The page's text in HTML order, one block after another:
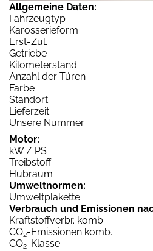
Allgemeine Daten:
Fahrzeugtyp
Karosserieform
Erst-Zul.
Getriebe
Kilometerstand
Anzahl der Türen
Farbe
Standort
Lieferzeit
Unsere Nummer
Motor:
kW / PS
Treibstoff
Hubraum
Umweltnormen:
Umweltplakette
Verbrauch und Emissionen
Kraftstoffverbr. komb.
CO2-Emissionen komb.
CO2-Klasse